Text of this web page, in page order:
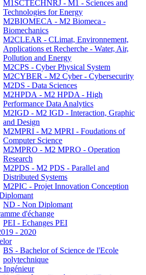
M1SCTECHNRJ - M1 - Sciences and
Technologies for Energy
M2BIOMECA - M2 Biomeca -
Biomechanics
M2CLEAR - CLimat, Environnement,
Applications et Recherche - Water, Air,
Pollution and Energy
M2CPS - Cyber Physical System
M2CYBER - M2 Cyber - Cybersecurity
M2DS - Data Sciences
M2HPDA - M2 HPDA - High
Performance Data Analytics
M2IGD - M2 IGD - Interaction, Graphic
and Design
M2MPRI - M2 MPRI - Foudations of
Computer Science
M2MPRO - M2 MPRO - Operation
Research
M2PDS - M2 PDS - Parallel and
Distributed Systems
M2PIC - Projet Innovation Conception
ND - Non Diplomant
d'échange
PEI - Echanges PEI
- 2020
BS - Bachelor of Science de l'Ecole
polytechnique
Ingénieur